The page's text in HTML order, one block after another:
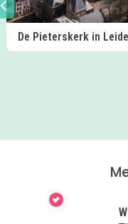
De Pieterskerk in